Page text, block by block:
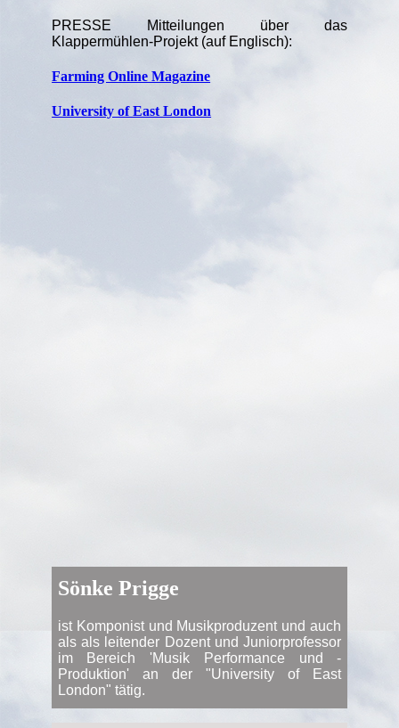
PRESSE Mitteilungen über das
Klappermühlen-Projekt (auf Englisch):
Farming Online Magazine
University of East London
Sönke Prigge
ist Komponist und Musikproduzent und auch
als als leitender Dozent und Juniorprofessor
im Bereich 'Musik Performance und -
Produktion' an der "University of East
London" tätig.